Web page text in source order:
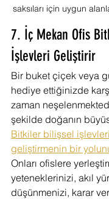
saksıları için uygun
7. İç Mekan Ofis
İşlevleri Geliştirir
Bir buket çiçek veya
hediye ettiğinizde
zaman
şekilde doğanın
Bitkiler bilişsel
geliştirmenin bir
Onları ofislere
yeteneklerinizi, akıl
düşünmenizi, karar